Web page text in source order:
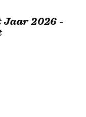
Jaar 2026 -